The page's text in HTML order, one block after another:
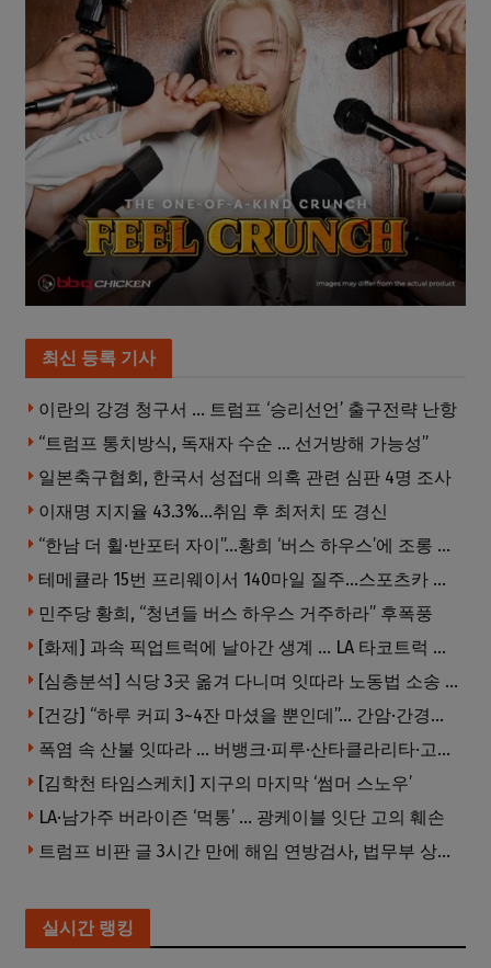
최신 등록 기사
이란의 강경 청구서 … 트럼프 ‘승리선언’ 출구전략 난항
“트럼프 통치방식, 독재자 수순 … 선거방해 가능성”
일본축구협회, 한국서 성접대 의혹 관련 심판 4명 조사
이재명 지지율 43.3%…취임 후 최저치 또 경신
“한남 더 휠·반포터 자이”…황희 ‘버스 하우스’에 조롱 쏟아져
테메큘라 15번 프리웨이서 140마일 질주…스포츠카 압수
민주당 황희, “청년들 버스 하우스 거주하라” 후폭풍
[화제] 과속 픽업트럭에 날아간 생계 … LA 타코트럭 일가족 3명 부상
[심층분석] 식당 3곳 옮겨 다니며 잇따라 노동법 소송 … 피소된 곳 모두 LA·OC 한인 식당들
[건강] “하루 커피 3~4잔 마셨을 뿐인데”… 간암·간경변 위험 뚝
폭염 속 산불 잇따라 … 버뱅크·피루·산타클라리타·고먼 잇단 산불
[김학천 타임스케치] 지구의 마지막 ‘썸머 스노우’
LA·남가주 버라이즌 ‘먹통’ … 광케이블 잇단 고의 훼손
트럼프 비판 글 3시간 만에 해임 연방검사, 법무부 상대 소송
실시간 랭킹